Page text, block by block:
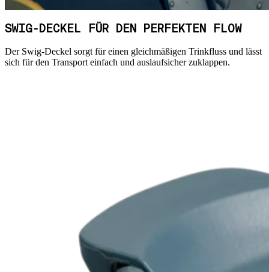
SWIG-DECKEL FÜR DEN PERFEKTEN FLOW
Der Swig-Deckel sorgt für einen gleichmäßigen Trinkfluss und lässt
sich für den Transport einfach und auslaufsicher zuklappen.